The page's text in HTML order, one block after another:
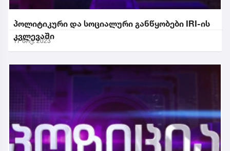
პოლიტიკური და სოციალური განწყობები IRI-ის
კვლევაში
17 ნოე. 2023